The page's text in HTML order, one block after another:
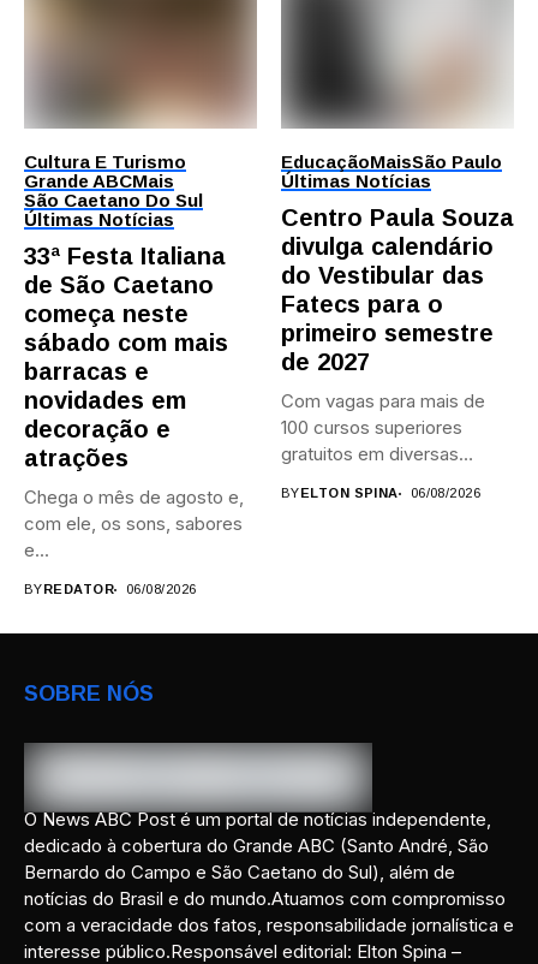
Cultura E Turismo
Grande ABCMais
São Caetano Do Sul
Últimas Notícias
33ª Festa Italiana
de São Caetano
começa neste
sábado com mais
barracas e
novidades em
decoração e
atrações
Chega o mês de agosto e,
com ele, os sons, sabores
e...
BYREDATOR 06/08/2026
EducaçãoMaisSão Paulo
Últimas Notícias
Centro Paula Souza
divulga calendário
do Vestibular das
Fatecs para o
primeiro semestre
de 2027
Com vagas para mais de
100 cursos superiores
gratuitos em diversas
BYELTON SPINA 06/08/2026
SOBRE NÓS
O News ABC Post é um portal de notícias independente,
dedicado à cobertura do Grande ABC (Santo André, São
Bernardo do Campo e São Caetano do Sul), além de
notícias do Brasil e do mundo.Atuamos com compromisso
com a veracidade dos fatos, responsabilidade jornalística e
interesse público.Responsável editorial: Elton Spina –